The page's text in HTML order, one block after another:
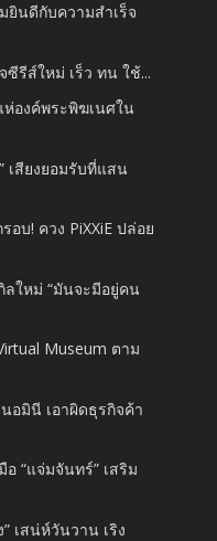
นดีกับความสำเร็จ
ซีรีส์ใหม่ เร็ว ทน ใช้...
องค์พระพิฆเนศใน
เสียงยอมรับที่แสน
อบ! ควง PiXXiE ปล่อย
ลใหม่ “มันจะมีอยู่คน
Museum ตาม
อมินี เอาผิดธุรกิจค้า
“แจ่มจันทร์” เสริม
เสน่ห์วันวาน เริง